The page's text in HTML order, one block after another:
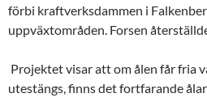
förbi kraftverksdammen i
uppväxtområden. Forsen
Projektet visar att om ålen får fria
utestängs, finns det fortfarande